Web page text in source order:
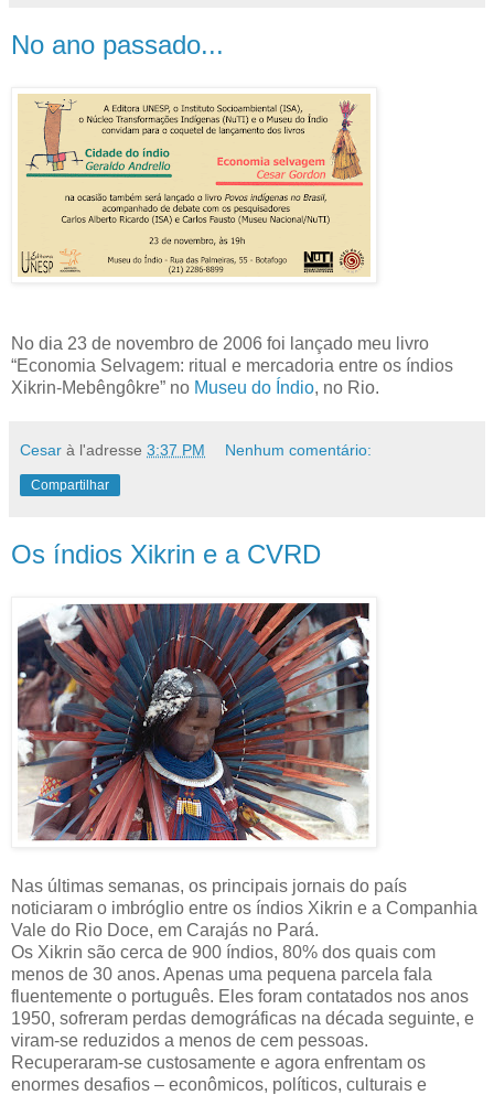
No ano passado...
No dia 23 de novembro de 2006 foi lançado meu livro
“Economia Selvagem: ritual e mercadoria entre os índios
Xikrin-Mebêngôkre” no Museu do Índio, no Rio.
Cesar à l'adresse 3:37 PM Nenhum comentário:
Compartilhar
Os índios Xikrin e a CVRD
Nas últimas semanas, os principais jornais do país
noticiaram o imbróglio entre os índios Xikrin e a Companhia
Vale do Rio Doce, em Carajás no Pará.
Os Xikrin são cerca de 900 índios, 80% dos quais com
menos de 30 anos. Apenas uma pequena parcela fala
fluentemente o português. Eles foram contatados nos anos
1950, sofreram perdas demográficas na década seguinte, e
viram-se reduzidos a menos de cem pessoas.
Recuperaram-se custosamente e agora enfrentam os
enormes desafios – econômicos, políticos, culturais e